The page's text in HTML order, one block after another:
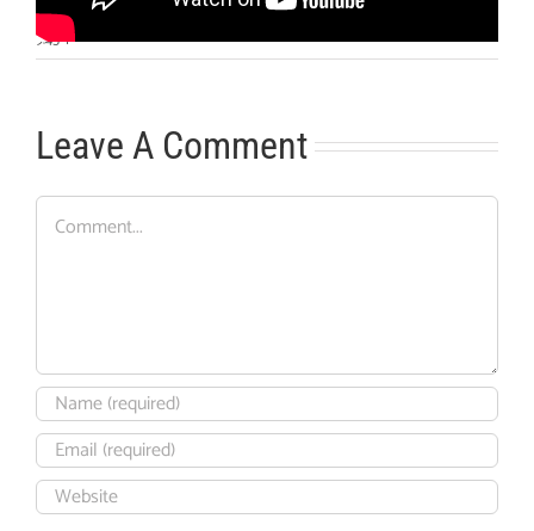
9:45 |
Leave A Comment